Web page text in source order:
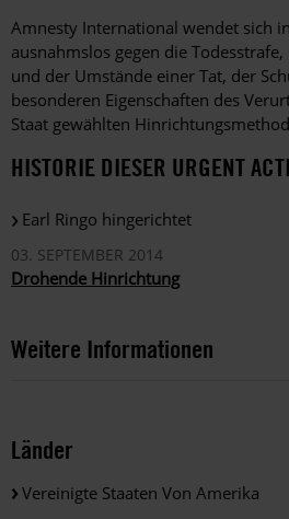
Amnesty International wendet sich
ausnahmslos gegen die
und der Umstände einer Tat, der
besonderen Eigenschaften des
Staat gewählten
HISTORIE DIESER URGENT
Earl Ringo hingerichtet
03. SEPTEMBER 2014
Drohende Hinrichtung
Weitere Informationen
Länder
Vereinigte Staaten Von Amerika